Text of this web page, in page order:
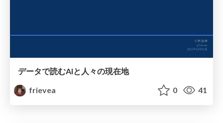
データで読むAIと人々の現在地
frievea
0 41